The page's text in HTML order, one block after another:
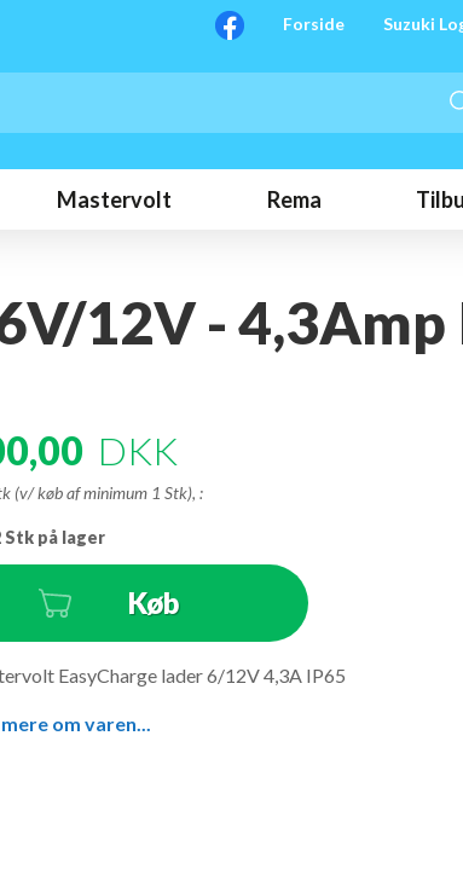
Forside Suzuki
Mastervolt Rema
12V - 4,3Amp
DKK
(v/ køb af minimum 1 Stk), :
Stk på lager
Antal Køb
EasyCharge lader 6/12V 4,3A IP65
om varen...